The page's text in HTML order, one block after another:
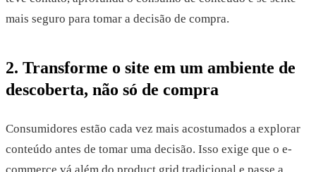
mais seguro para tomar a decisão de compra.
2. Transforme o site em um ambiente de
descoberta, não só de compra
Consumidores estão cada vez mais acostumados a explorar
conteúdo antes de tomar uma decisão. Isso exige que o e-